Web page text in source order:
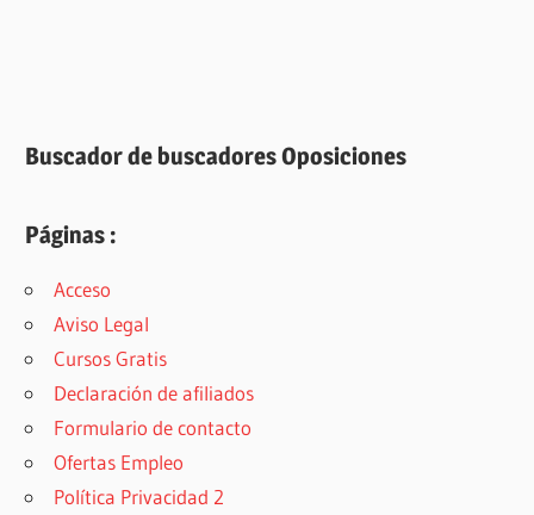
Buscador de buscadores Oposiciones
Páginas :
Acceso
Aviso Legal
Cursos Gratis
Declaración de afiliados
Formulario de contacto
Ofertas Empleo
Política Privacidad 2